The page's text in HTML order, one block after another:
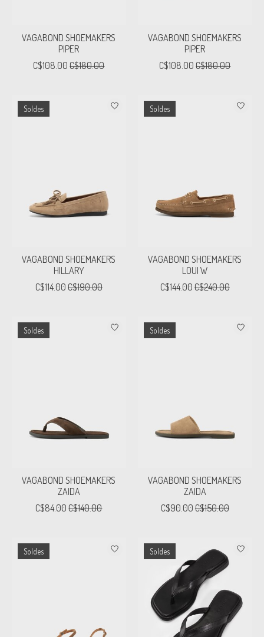
VAGABOND SHOEMAKERS
PIPER
C$108.00 C$180.00
VAGABOND SHOEMAKERS
PIPER
C$108.00 C$180.00
Soldes
VAGABOND SHOEMAKERS
HILLARY
C$114.00 C$190.00
Soldes
VAGABOND SHOEMAKERS
LOUI W
C$144.00 C$240.00
Soldes
VAGABOND SHOEMAKERS
ZAIDA
C$84.00 C$140.00
Soldes
VAGABOND SHOEMAKERS
ZAIDA
C$90.00 C$150.00
Soldes Soldes